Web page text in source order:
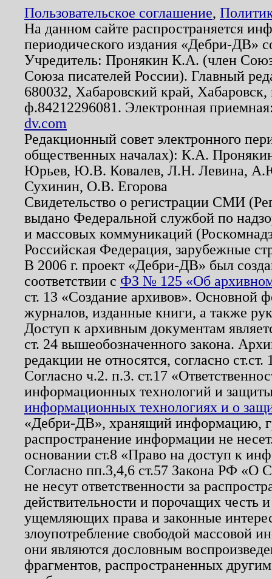
Пользовательское соглашение,
На данном сайте распространяется
периодического издания «Дебри-ДВ»
Учредитель: Пронякин К.А. (член
Союза писателей России). Главный
680032, Хабаровский край,
ф.84212296081. Электронная
dv.com
Редакционный совет электронного
общественных началах): К.А.
Юрьев, Ю.В. Ковалев, Л.Н. Левина,
Сухинин, О.В. Егорова
Свидетельство о регистрации СМИ
выдано Федеральной службой по
и массовых коммуникаций
Российская Федерация, зарубежные
В 2006 г. проект «Дебри-ДВ» был
соответствии с ФЗ № 125 «Об
ст. 13 «Создание архивов». Основной
журналов, изданные книги, а также
Доступ к архивным документам
ст. 24 вышеобозначенного закона.
редакции не относятся, согласно
Согласно ч.2. п.3. ст.17
информационных технологий и
информационных технологиях и о
«Дебри-ДВ», хранящий информацию,
распространение информации не
основании ст.8 «Право на доступ к
Согласно пп.3,4,6 ст.57 Закона РФ «О
не несут ответственности за
действительности и порочащих честь
ущемляющих права и законные
злоупотребление свободой массовой
они являются дословным
фрагментов, распространенных